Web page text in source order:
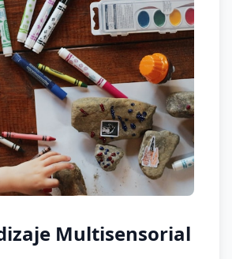
Multisensorial